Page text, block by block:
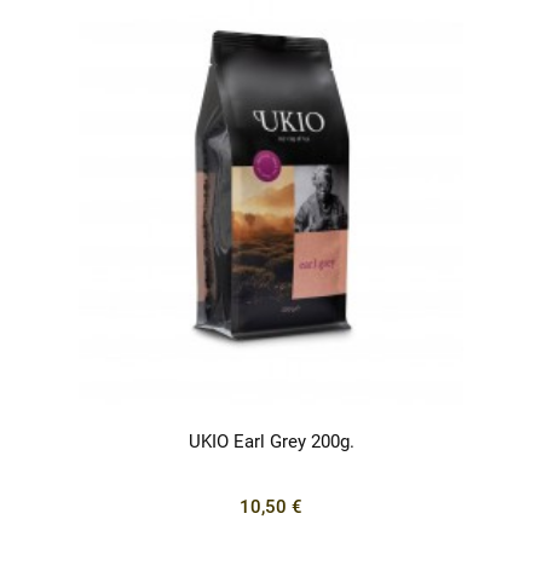
UKIO Earl Grey 200g.
10,50 €